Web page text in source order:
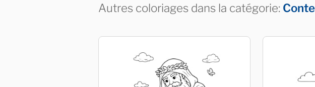
Autres coloriages dans la catégorie: